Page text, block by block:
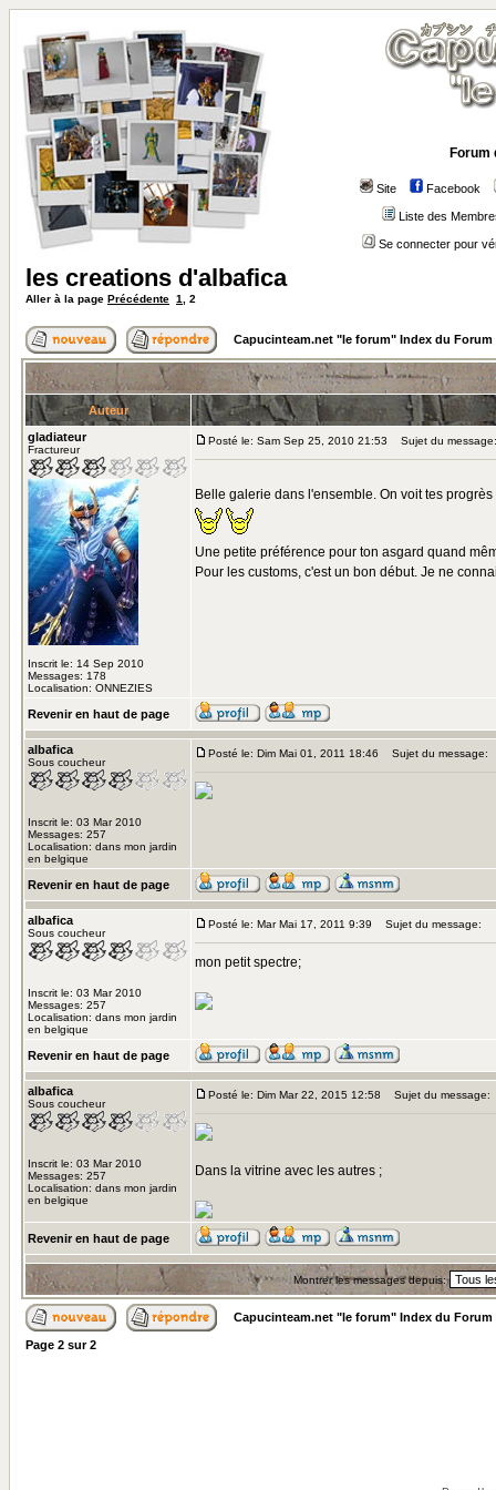
Forum
Site Facebook
Liste des
Se connecter pour
les creations d'albafica
Aller à la page Précédente 1 2
Capucinteam.net "le forum" Index du Forum
Auteur
gladiateur
Fractureur
Inscrit le: 14 Sep 2010
Messages: 178
Localisation: ONNEZIES
Posté le: Sam Sep 25, 2010 21:53 Sujet du message:
Belle galerie dans l'ensemble. On voit tes
Une petite préférence pour ton asgard quand
Pour les customs, c'est un bon début. Je ne
Revenir en haut de page
albafica
Sous coucheur
Inscrit le: 03 Mar 2010
Messages: 257
Localisation: dans mon jardin
en belgique
Posté le: Dim Mai 01, 2011 18:46 Sujet du message:
Revenir en haut de page
albafica
Sous coucheur
Inscrit le: 03 Mar 2010
Messages: 257
Localisation: dans mon jardin
en belgique
Posté le: Mar Mai 17, 2011 9:39 Sujet du message:
mon petit spectre;
Revenir en haut de page
albafica
Sous coucheur
Inscrit le: 03 Mar 2010
Messages: 257
Localisation: dans mon jardin
en belgique
Posté le: Dim Mar 22, 2015 12:58 Sujet du message:
Dans la vitrine avec les autres ;
Revenir en haut de page
Montrer les messages depuis:
Capucinteam.net "le forum" Index du Forum
Page 2 sur2